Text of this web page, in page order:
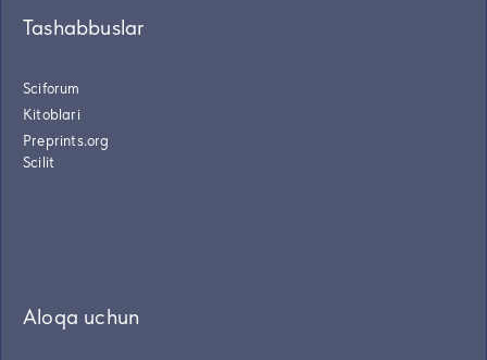
Tashabbuslar
Sciforum
Kitoblari
Preprints.org
Scilit
Aloqa uchun